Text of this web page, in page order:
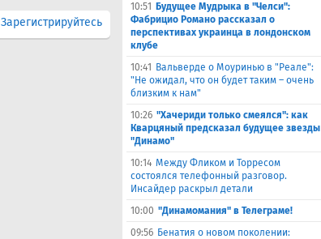
Зарегистрируйтесь
10:51
Будущее Мудрыка в "Челси":
Фабрицио Романо рассказал о
перспективах украинца в лондонском
клубе
10:41
Вальверде о Моуринью в "Реале":
"Не ожидал, что он будет таким – очень
близким к нам"
10:26 "Хачериди только смеялся": как
Кварцяный предсказал будущее звезды
"Динамо"
10:14 Между Фликом и Торресом
состоялся телефонный разговор.
Инсайдер раскрыл детали
10:00 "Динамомания" в Телеграме!
09:56 Бенатия о новом поколении: